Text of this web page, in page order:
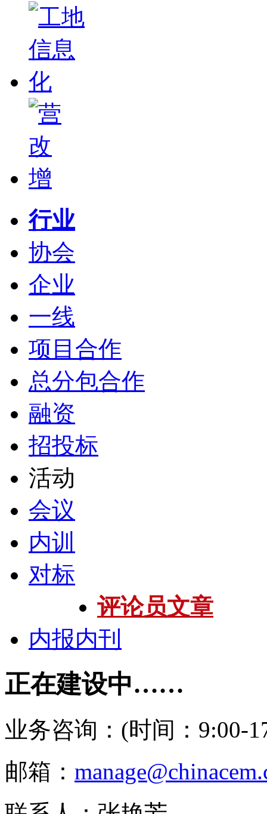
行业
协会
企业
一线
项目合作
总分包合作
融资
招投标
活动
会议
内训
对标
评论员文章
内报内刊
正在建设中……
业务咨询：(时间：9:00-
邮箱：